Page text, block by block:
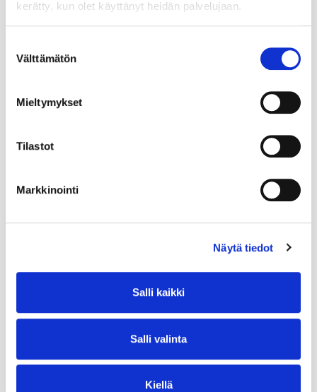
kerätty, kun olet käyttänyt heidän palvelujaan.
valinta
Välttämätön
Mieltymykset
Tilastot
Markkinointi
Näytä tiedot
Salli kaikki
Salli valinta
Kiellä